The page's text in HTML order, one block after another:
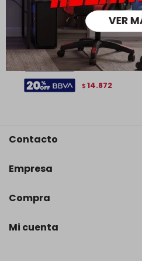
Aparador 6 cajones -
Sauder - Linea Carson
Forge - Marron Oscuro
$ 25.000
$13.013
$ 14.872
Contacto
Empresa
Compra
Mi cuenta